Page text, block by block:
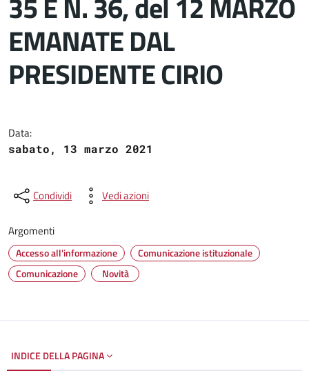
EMANATE DAL
PRESIDENTE CIRIO
Data:
sabato, 13 marzo 2021
Condividi Vedi azioni
Argomenti
Accesso all'informazione
Comunicazione istituzionale
Comunicazione
Novità
INDICE DELLA PAGINA